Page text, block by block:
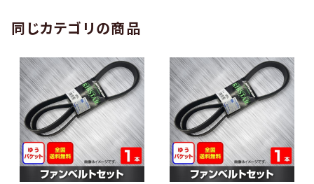
同じカテゴリの商品